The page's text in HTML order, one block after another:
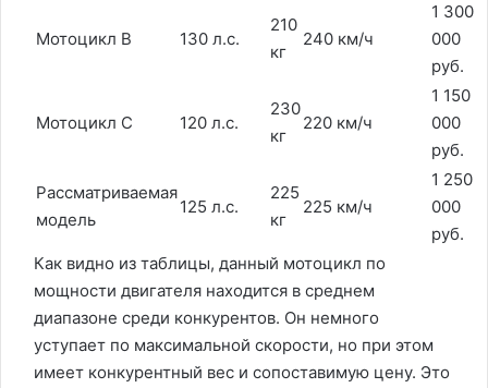
Мотоцикл B 130 л.с.
210
кг
240 км/ч
1 300
000
руб.
Мотоцикл C 120 л.с.
230
кг
220 км/ч
1 150
000
руб.
Рассматриваемая
модель
125 л.с.
225
кг
225 км/ч
1 250
000
руб.
Как видно из таблицы, данный мотоцикл по
мощности двигателя находится в среднем
диапазоне среди конкурентов. Он немного
уступает по максимальной скорости, но при этом
имеет конкурентный вес и сопоставимую цену. Это